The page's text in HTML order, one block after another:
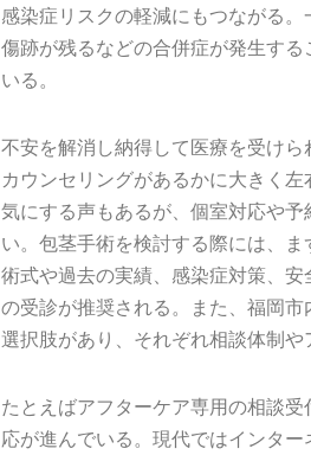
感染症リスクの軽減にもつながる
傷跡が残るなどの合併症が発生す
いる。
不安を解消し納得して医療を受け
カウンセリングがあるかに大きく
気にする声もあるが、個室対応や
い。包茎手術を検討する際には、
術式や過去の実績、感染症対策、
の受診が推奨される。また、福岡
選択肢があり、それぞれ相談体制や
たとえばアフターケア専用の相談
応が進んでいる。現代ではインタ